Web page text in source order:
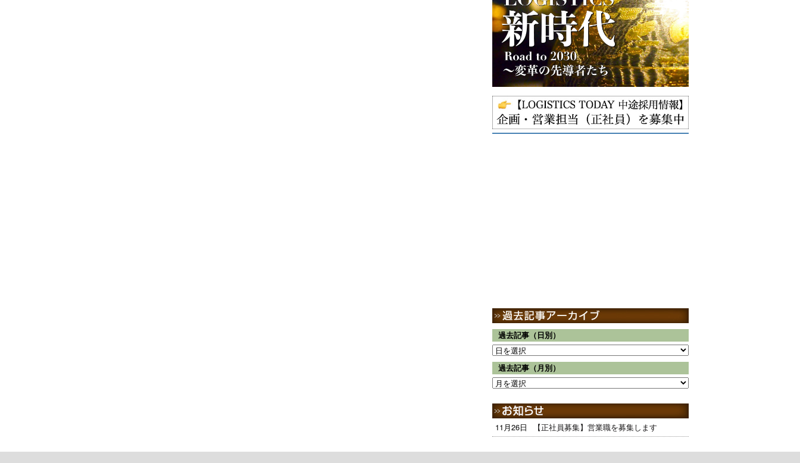
過去記事（日別）
過去記事（月別）
11月26日 【正社員募集】営業職を募集します